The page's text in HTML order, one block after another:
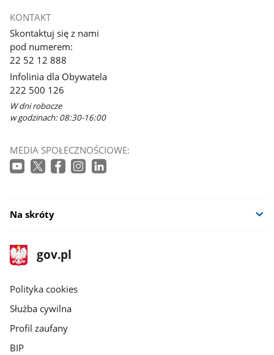
KONTAKT
Skontaktuj się z nami
pod numerem:
22 52 12 888
Infolinia dla Obywatela
222 500 126
W dni robocze
w godzinach: 08:30-16:00
MEDIA SPOŁECZNOŚCIOWE:
Na skróty
stopka
gov.pl
Strona
gov.pl
gov.pl
Polityka cookies
Służba cywilna
Profil zaufany
BIP